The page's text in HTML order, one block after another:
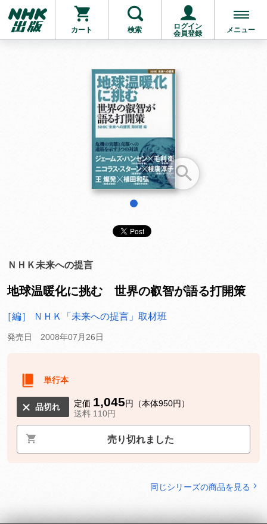
カート 検索
ログイン
会員登録
メニュー
お支払いに進む
他にも商品を買う
ＮＨＫ未来への提言
地球温暖化に挑む 世界の叡智が語る打開策
［編］ ＮＨＫ「未来への提言」取材班
発売日 2008年07月26日
単行本
品切れ 定価 1,045円（本体950円）
送料 110円
売り切れました
同じシリーズの商品を見る